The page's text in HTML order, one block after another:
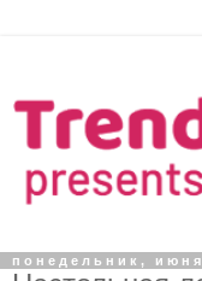
понедельник, июня